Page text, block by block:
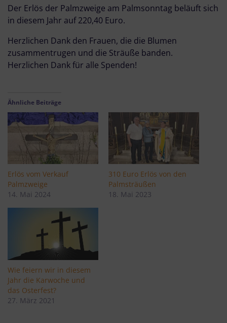
Der Erlös der Palmzweige am Palmsonntag beläuft sich
in diesem Jahr auf 220,40 Euro.
Herzlichen Dank den Frauen, die die Blumen
zusammentrugen und die Sträuße banden.
Herzlichen Dank für alle Spenden!
Ähnliche Beiträge
Erlös vom Verkauf
Palmzweige
14. Mai 2024
310 Euro Erlös von den
Palmsträußen
18. Mai 2023
Wie feiern wir in diesem
Jahr die Karwoche und
das Osterfest?
27. März 2021